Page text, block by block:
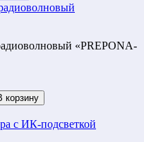
«PREPONA-
корзину